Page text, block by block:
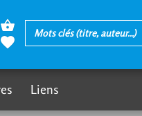
Liens